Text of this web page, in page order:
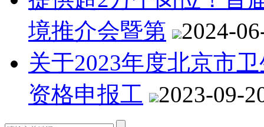
境推介会暨第
2024-
关于2023年度北京市
资格申报工
2023-09-